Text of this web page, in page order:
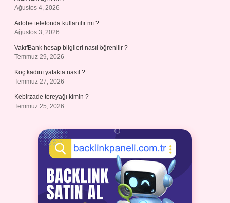
Ağustos 4, 2026
Adobe telefonda kullanılır mı ?
Ağustos 3, 2026
VakıfBank hesap bilgileri nasıl öğrenilir ?
Temmuz 29, 2026
Koç kadını yatakta nasıl ?
Temmuz 27, 2026
Kebirzade tereyağı kimin ?
Temmuz 25, 2026